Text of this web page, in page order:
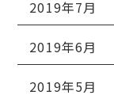
2019年7月
2019年6月
2019年5月